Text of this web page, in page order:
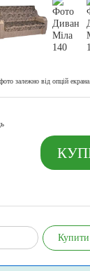
залежно від опцій екрана.